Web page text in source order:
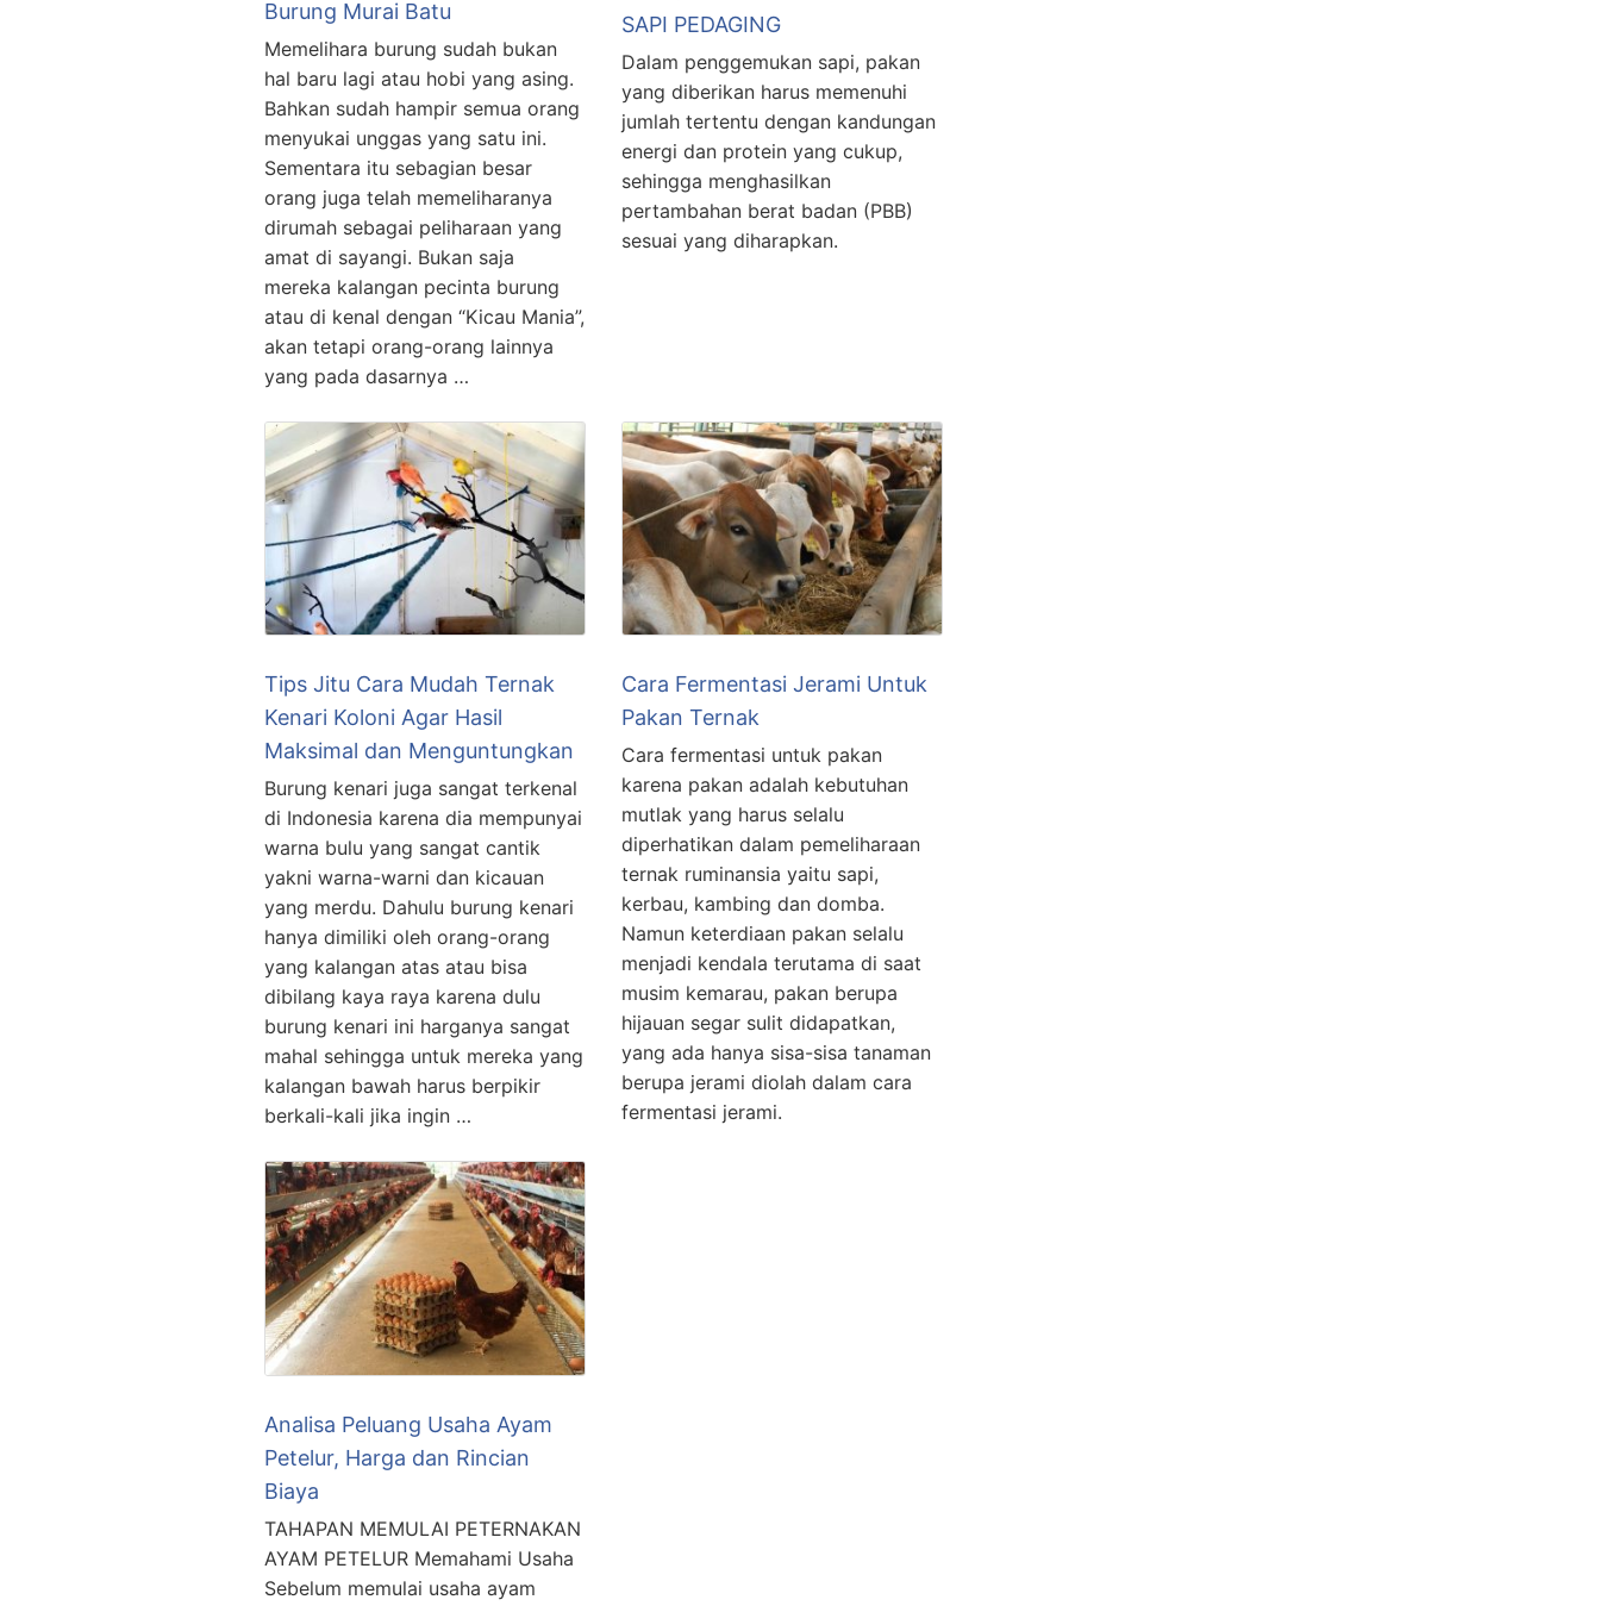
Burung Murai Batu
Memelihara burung sudah bukan
hal baru lagi atau hobi yang asing.
Bahkan sudah hampir semua orang
menyukai unggas yang satu ini.
Sementara itu sebagian besar
orang juga telah memeliharanya
dirumah sebagai peliharaan yang
amat di sayangi. Bukan saja
mereka kalangan pecinta burung
atau di kenal dengan “Kicau Mania”,
akan tetapi orang-orang lainnya
yang pada dasarnya …
SAPI PEDAGING
Dalam penggemukan sapi, pakan
yang diberikan harus memenuhi
jumlah tertentu dengan kandungan
energi dan protein yang cukup,
sehingga menghasilkan
pertambahan berat badan (PBB)
sesuai yang diharapkan.
Tips Jitu Cara Mudah Ternak
Kenari Koloni Agar Hasil
Maksimal dan Menguntungkan
Burung kenari juga sangat terkenal
di Indonesia karena dia mempunyai
warna bulu yang sangat cantik
yakni warna-warni dan kicauan
yang merdu. Dahulu burung kenari
hanya dimiliki oleh orang-orang
yang kalangan atas atau bisa
dibilang kaya raya karena dulu
burung kenari ini harganya sangat
mahal sehingga untuk mereka yang
kalangan bawah harus berpikir
berkali-kali jika ingin …
Cara Fermentasi Jerami Untuk
Pakan Ternak
Cara fermentasi untuk pakan
karena pakan adalah kebutuhan
mutlak yang harus selalu
diperhatikan dalam pemeliharaan
ternak ruminansia yaitu sapi,
kerbau, kambing dan domba.
Namun keterdiaan pakan selalu
menjadi kendala terutama di saat
musim kemarau, pakan berupa
hijauan segar sulit didapatkan,
yang ada hanya sisa-sisa tanaman
berupa jerami diolah dalam cara
fermentasi jerami.
Analisa Peluang Usaha Ayam
Petelur, Harga dan Rincian
Biaya
TAHAPAN MEMULAI PETERNAKAN
AYAM PETELUR Memahami Usaha
Sebelum memulai usaha ayam